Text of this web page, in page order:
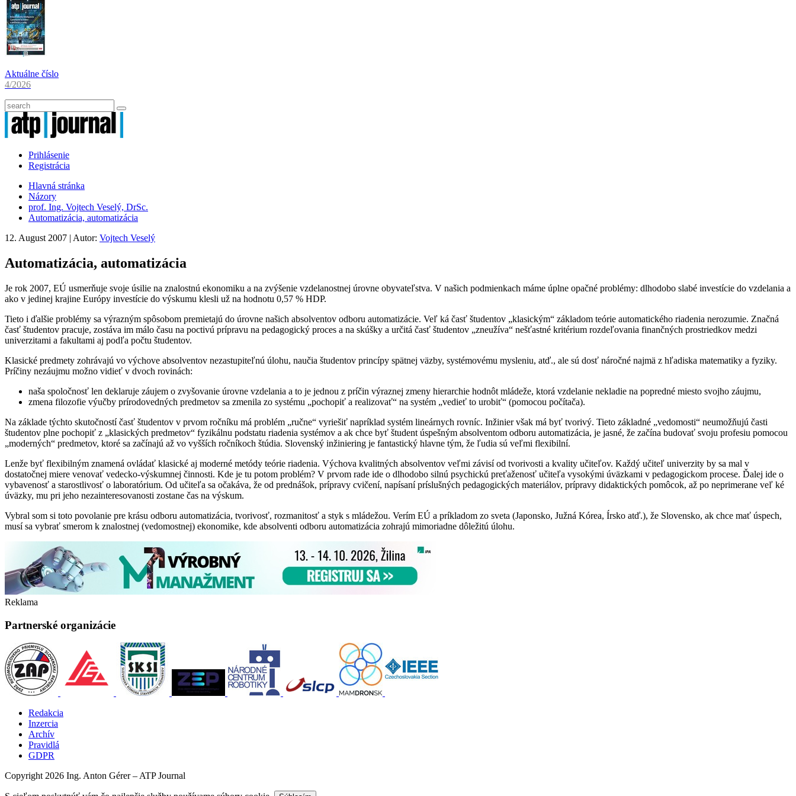
Aktuálne číslo
4/2026
Prihlásenie
Registrácia
Hlavná stránka
Názory
prof. Ing. Vojtech Veselý, DrSc.
Automatizácia, automatizácia
12. August 2007 | Autor: Vojtech Veselý
Automatizácia, automatizácia
Je rok 2007, EÚ usmerňuje svoje úsilie na znalostnú ekonomiku a na zvýšenie vzdelanostnej úrovne obyvateľstva. V našich podmienkach máme úplne opačné problémy: dlhodobo slabé investície do vzdelania a
ako v jedinej krajine Európy investície do výskumu klesli už na hodnotu 0,57 % HDP.
Tieto i ďalšie problémy sa výrazným spôsobom premietajú do úrovne našich absolventov odboru automatizácie. Veľ ká časť študentov „klasickým“ základom teórie automatického riadenia nerozumie. Značná
časť študentov pracuje, zostáva im málo času na poctivú prípravu na pedagogický proces a na skúšky a určitá časť študentov „zneužíva“ nešťastné kritérium rozdeľovania finančných prostriedkov medzi
univerzitami a fakultami aj podľa počtu študentov.
Klasické predmety zohrávajú vo výchove absolventov nezastupiteľnú úlohu, naučia študentov princípy spätnej väzby, systémovému mysleniu, atď., ale sú dosť náročné najmä z hľadiska matematiky a fyziky.
Príčiny nezáujmu možno vidieť v dvoch rovinách:
naša spoločnosť len deklaruje záujem o zvyšovanie úrovne vzdelania a to je jednou z príčin výraznej zmeny hierarchie hodnôt mládeže, ktorá vzdelanie nekladie na popredné miesto svojho záujmu,
zmena filozofie výučby prírodovedných predmetov sa zmenila zo systému „pochopiť a realizovať“ na systém „vedieť to urobiť“ (pomocou počítača).
Na základe týchto skutočností časť študentov v prvom ročníku má problém „ručne“ vyriešiť napríklad systém lineárnych rovníc. Inžinier však má byť tvorivý. Tieto základné „vedomosti“ neumožňujú časti
študentov plne pochopiť z „klasických predmetov“ fyzikálnu podstatu riadenia systémov a ak chce byť študent úspešným absolventom odboru automatizácia, je jasné, že začína budovať svoju profesiu pomocou
„moderných“ predmetov, ktoré sa začínajú až vo vyšších ročníkoch štúdia. Slovenský inžiniering je fantastický hlavne tým, že ľudia sú veľmi flexibilní.
Lenže byť flexibilným znamená ovládať klasické aj moderné metódy teórie riadenia. Výchova kvalitných absolventov veľmi závisí od tvorivosti a kvality učiteľov. Každý učiteľ univerzity by sa mal v
dostatočnej miere venovať vedecko-výskumnej činnosti. Kde je tu potom problém? V prvom rade ide o dlhodobo silnú psychickú preťaženosť učiteľa vysokými úväzkami v pedagogickom procese. Ďalej ide o
vybavenosť a starostlivosť o laboratórium. Od učiteľa sa očakáva, že od prednášok, prípravy cvičení, napísaní príslušných pedagogických materiálov, prípravy didaktických pomôcok, až po neprimerane veľ ké
úväzky, mu pri jeho nezainteresovanosti zostane čas na výskum.
Vybral som si toto povolanie pre krásu odboru automatizácia, tvorivosť, rozmanitosť a styk s mládežou. Verím EÚ a príkladom zo sveta (Japonsko, Južná Kórea, Írsko atď.), že Slovensko, ak chce mať úspech,
musí sa vybrať smerom k znalostnej (vedomostnej) ekonomike, kde absolventi odboru automatizácia zohrajú mimoriadne dôležitú úlohu.
Reklama
Partnerské organizácie
Redakcia
Inzercia
Archív
Pravidlá
GDPR
Copyright 2026 Ing. Anton Gérer – ATP Journal